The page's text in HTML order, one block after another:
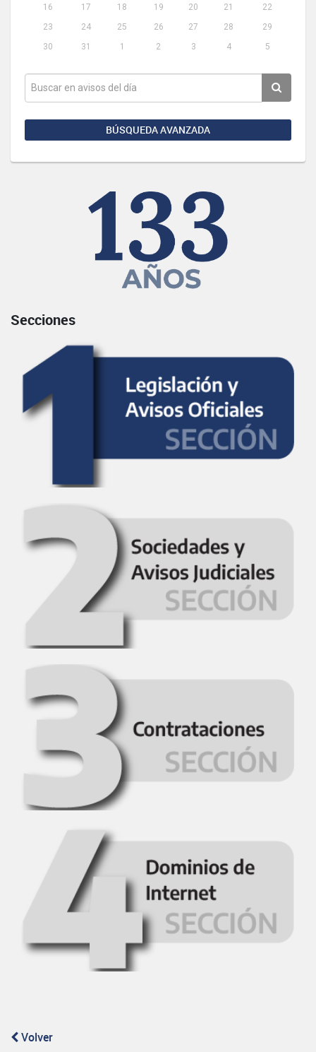
16
17 18 19 20 21
22
23
24 25 26 27 28
29
30
31 1 2 3 4 5
BÚSQUEDA AVANZADA
Secciones
Volver